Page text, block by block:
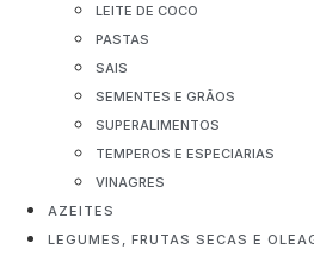
LEITE DE COCO
PASTAS
SAIS
SEMENTES E GRÃOS
SUPERALIMENTOS
TEMPEROS E ESPECIARIAS
VINAGRES
AZEITES
LEGUMES, FRUTAS SECAS E